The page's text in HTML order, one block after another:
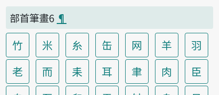
部首筆畫6 ¶
竹 米 糸 缶 网 羊
羽
老
而 耒 耳 聿 肉
臣